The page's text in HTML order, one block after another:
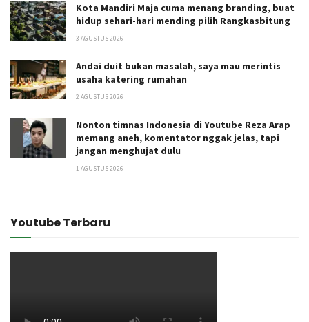
Kota Mandiri Maja cuma menang branding, buat
hidup sehari-hari mending pilih Rangkasbitung
3 AGUSTUS 2026
Andai duit bukan masalah, saya mau merintis
usaha katering rumahan
2 AGUSTUS 2026
Nonton timnas Indonesia di Youtube Reza Arap
memang aneh, komentator nggak jelas, tapi
jangan menghujat dulu
1 AGUSTUS 2026
Youtube Terbaru